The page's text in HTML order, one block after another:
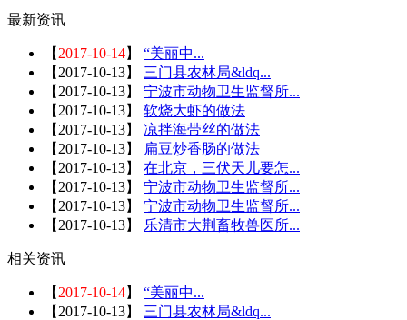
最新资讯
【 2017-10-14】 “美丽中...
【 2017-10-13】 三门县农林局&ldq...
【 2017-10-13】 宁波市动物卫生监督所...
【 2017-10-13】 软烧大虾的做法
【 2017-10-13】 凉拌海带丝的做法
【 2017-10-13】
扁豆炒香肠的做法
【 2017-10-13】 在北京，三伏天儿要怎...
【 2017-10-13】 宁波市动物卫生监督所...
【 2017-10-13】 宁波市动物卫生监督所...
【 2017-10-13】 乐清市大荆畜牧兽医所...
相关资讯
【 2017-10-14】 “美丽中...
【 2017-10-13】 三门县农林局&ldq...